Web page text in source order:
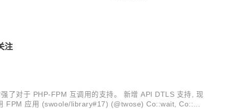
注
了对于 PHP-FPM 互调用的支持。 新增 API DTLS 支持, 现
FPM 应用 (swoole/library#17) (@twose) Co::wait, Co::wa